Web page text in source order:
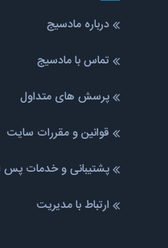
درباره مادسیج
تماس با مادسیج
پرسش های متداول
قوانین و مقررات سایت
پشتیبانی و خدمات پس
ارتباط با مدیریت